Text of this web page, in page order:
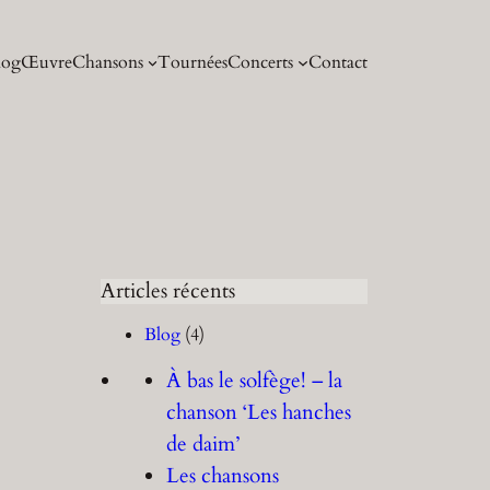
ŒuvreChansons TournéesConcerts Contact
Articles récents
Blog (4)
À bas le solfège! – la
chanson ‘Les hanches
de daim’
Les chansons